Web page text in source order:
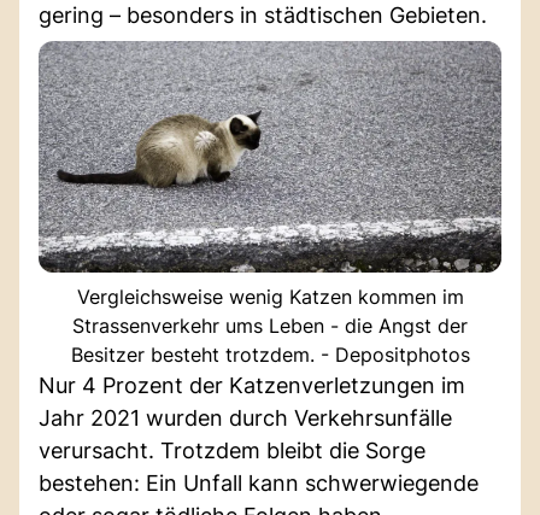
gering – besonders in städtischen Gebieten.
Vergleichsweise wenig Katzen kommen im
Strassenverkehr ums Leben - die Angst der
Besitzer besteht trotzdem. - Depositphotos
Nur 4 Prozent der Katzenverletzungen im
Jahr 2021 wurden durch Verkehrsunfälle
verursacht. Trotzdem bleibt die Sorge
bestehen: Ein Unfall kann schwerwiegende